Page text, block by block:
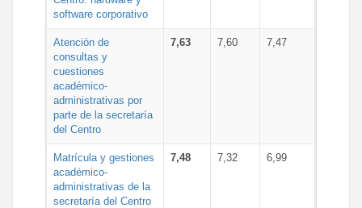
software corporativo
Atención de
consultas y
cuestiones
académico-
administrativas por
parte de la secretaría
del Centro
7,63 7,60 7,47
Matrícula y gestiones
académico-
administrativas de la
secretaría del Centro
7,48 7,32 6,99